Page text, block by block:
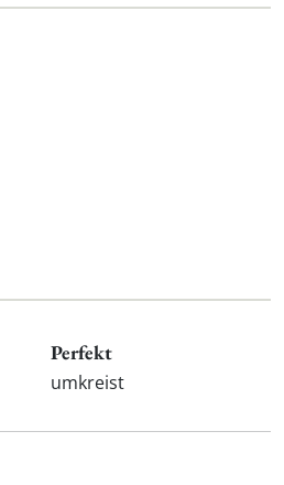
Perfekt
umkreist